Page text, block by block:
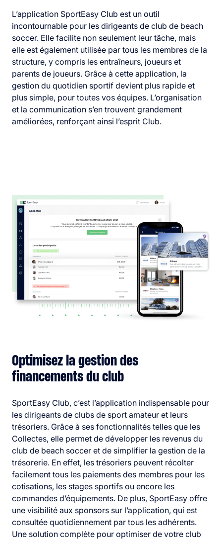
L’application SportEasy Club est un outil
incontournable pour les dirigeants de club de beach
soccer. Elle facilite non seulement leur tâche, mais
elle est également utilisée par tous les membres de la
structure, y compris les entraîneurs, joueurs et
parents de joueurs. Grâce à cette application, la
gestion du quotidien sportif devient plus rapide et
plus simple, pour toutes vos équipes. L’organisation
et la communication s’en trouvent grandement
améliorées, renforçant ainsi l’esprit Club.
Optimisez la gestion des
financements du club
SportEasy Club, c’est l’application indispensable pour
les dirigeants de clubs de sport amateur et leurs
trésoriers. Grâce à ses fonctionnalités telles que les
Collectes, elle permet de développer les revenus du
club de beach soccer et de simplifier la gestion de la
trésorerie. En effet, les trésoriers peuvent récolter
facilement tous les paiements des membres pour les
cotisations, les stages sportifs ou encore les
commandes d’équipements. De plus, SportEasy offre
une visibilité aux sponsors sur l’application, qui est
consultée quotidiennement par tous les adhérents.
Une solution complète pour optimiser de votre club